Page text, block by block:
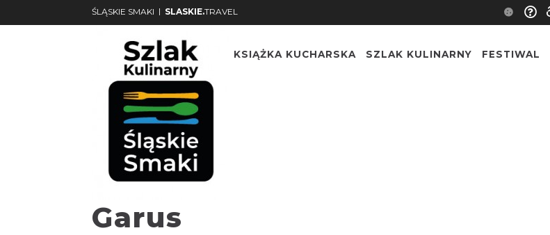
ŚLĄSKIE SMAKI | SLASKIE.TRAVEL
KSIĄŻKA KUCHARSKA SZLAK KULINARNY FESTIWAL
Garus